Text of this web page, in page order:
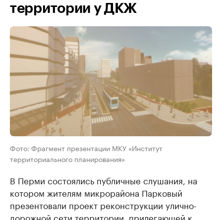
территории у ДКЖ
Фото: Фрагмент презентации МКУ «Институт
территориального планирования»
В Перми состоялись публичные слушания, на
котором жителям микрорайона Парковый
презентовали проект реконструкции улично-
дорожной сети территории, прилегающей к